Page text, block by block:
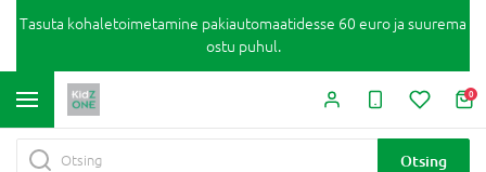
Tasuta kohaletoimetamine pakiautomaatidesse 60 euro ja suurema
ostu puhul.
0
Otsing